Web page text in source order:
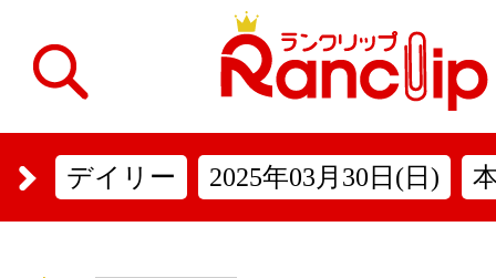
デイリー 2025年03月30日(日)